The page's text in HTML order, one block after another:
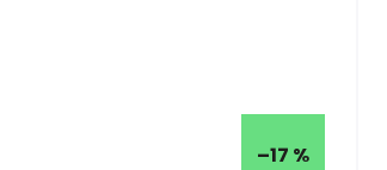
–17 %